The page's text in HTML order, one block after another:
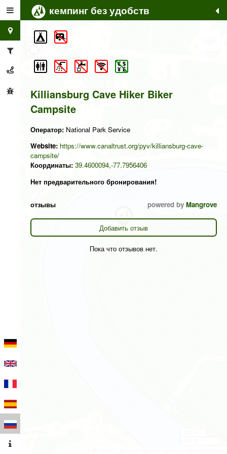
кемпинг без удобств
Killiansburg Cave Hiker Biker
Campsite
Оператор: National Park Service
Website: https://www.canaltrust.org/pyv/killiansburg-cave-
campsite/
Координаты: 39.4600094,-77.7956406
Нет предварительного бронирования!
отзывы powered by Mangrove
Добавить отзыв
Пока что отзывов нет.
+
−